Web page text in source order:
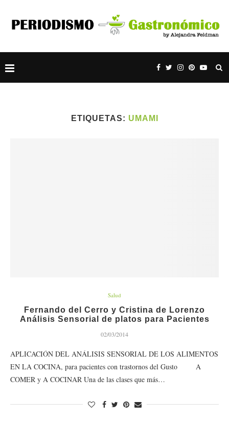
ETIQUETAS: UMAMI
Salud
Fernando del Cerro y Cristina de Lorenzo
Análisis Sensorial de platos para Pacientes
02/03/2014
APLICACIÓN DEL ANÁLISIS SENSORIAL DE LOS ALIMENTOS
EN LA COCINA, para pacientes con trastornos del Gusto A
COMER y A COCINAR Una de las clases que más…